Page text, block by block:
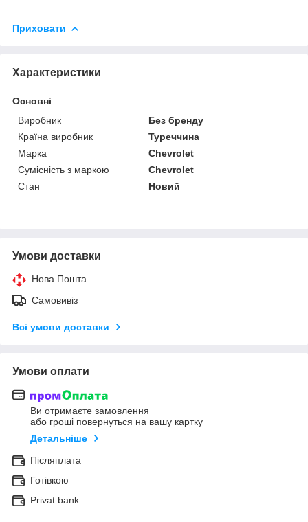
Приховати
Характеристики
Основні
Виробник
Без бренду
Країна виробник
Туреччина
Марка
Chevrolet
Сумісність з маркою
Chevrolet
Стан
Новий
Умови доставки
Нова Пошта
Самовивіз
Всі умови доставки
Умови оплати
Ви отримаєте замовлення
або гроші повернуться на вашу картку
Детальніше
Післяплата
Готівкою
Privat bank